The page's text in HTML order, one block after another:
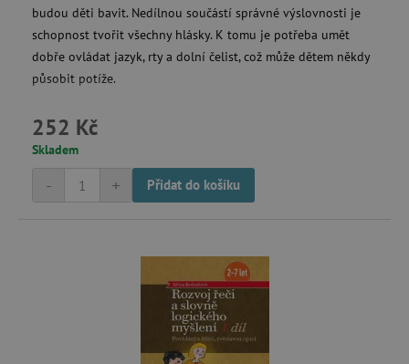
budou děti bavit. Nedílnou součástí správné výslovnosti je
schopnost tvořit všechny hlásky. K tomu je potřeba umět
dobře ovládat jazyk, rty a dolní čelist, což může dětem někdy
působit potíže.
252 Kč
Skladem
+
- Přidat do košíku